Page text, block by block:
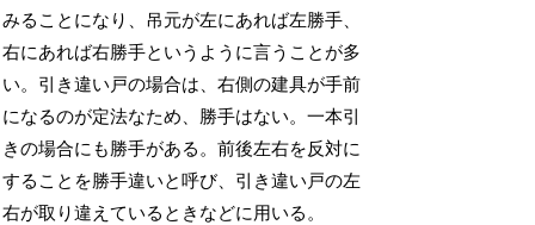
みることになり、吊元が左にあれば左勝手、
右にあれば右勝手というように言うことが多
い。引き違い戸の場合は、右側の建具が手前
になるのが定法なため、勝手はない。一本引
きの場合にも勝手がある。前後左右を反対に
することを勝手違いと呼び、引き違い戸の左
右が取り違えているときなどに用いる。